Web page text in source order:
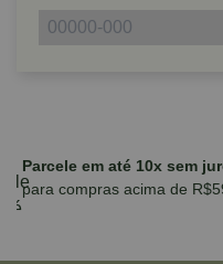
Parcele em até
para compras